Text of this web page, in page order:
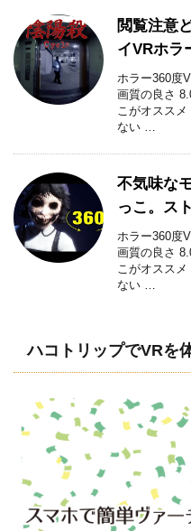
閲覧注意
イVRホラ
ホラー360度
画質の良さ
こがオスス
ない …
不気味な
っこ。ス
ホラー360度
画質の良さ
こがオスス
ない …
ハコトリップでVRを